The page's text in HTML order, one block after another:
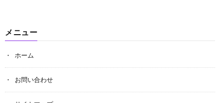
メニュー
ホーム
お問い合わせ